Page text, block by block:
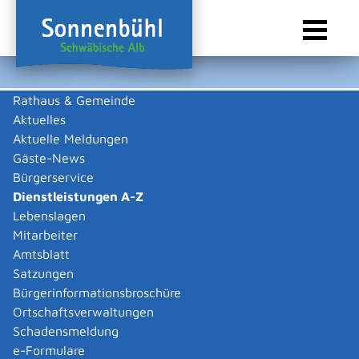
Rathaus & Gemeinde
Aktuelles
Aktuelle Meldungen
Gäste-News
Bürgerservice
Dienstleistungen A-Z
Lebenslagen
Mitarbeiter
Amtsblatt
Satzungen
Bürgerinformationsbroschüre
Ortschaftsverwaltungen
Schadensmeldung
e-Formulare
Sie sind hier:
Dienstleistungen A-Z
Dienstleistungen A-Z
Leistungen
Vielzahl von kommunalen und staatlichen
Verwaltungsvorgängen. Insbesondere erhalten Sie
Informationen zu den erforderlichen Unterlagen die zu
einer bestimmen Verwaltungsdienstleistung notwendig